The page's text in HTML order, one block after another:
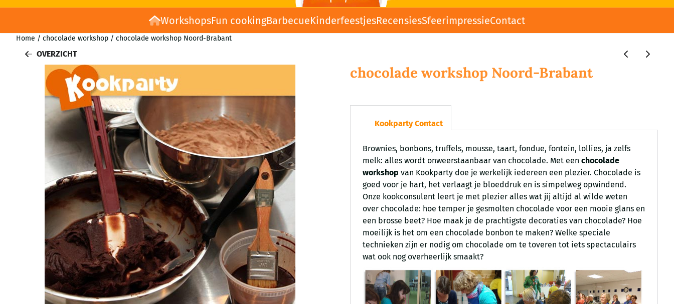
WorkshopsFun cookingBarbecueKinderfeestjesRecensiesSfeerimpressieContact
Home / chocolade workshop / chocolade workshop Noord-Brabant
OVERZICHT
chocolade workshop Noord-Brabant
Kookparty Contact
Brownies, bonbons, truffels, mousse, taart, fondue, fontein, lollies, ja zelfs
melk: alles wordt onweerstaanbaar van chocolade. Met eenchocolade
workshopvan Kookparty doe je werkelijk iedereen een plezier. Chocolade is
goed voor je hart, het verlaagt je bloeddruk en is simpelweg opwindend.
Onze kookconsulent leert je met plezier alles wat jij altijd al wilde weten
over chocolade: hoe temper je gesmolten chocolade voor een mooie glans en
een brosse beet? Hoe maak je de prachtigste decoraties van chocolade? Hoe
moeilijk is het om een chocolade bonbon te maken? Welke speciale
technieken zijn er nodig om chocolade om te toveren tot iets spectaculairs
wat ook nog overheerlijk smaakt?